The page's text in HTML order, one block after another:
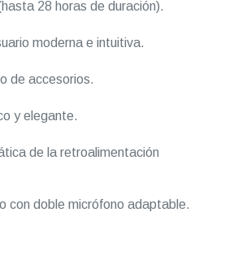
28 horas de duración).
moderna e intuitiva.
de accesorios.
y elegante.
de la retroalimentación
con doble micrófono adaptable.